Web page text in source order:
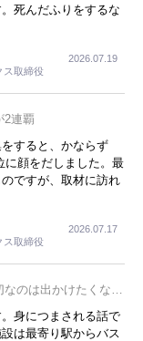
死んだふりをするな
この企画展はタイム
ス取締役
2026.07.19
2連覇
すると、かならず
顔をだしました。最
ですが、取材に訪れ
が次々が飛び出しま
２つあります。一つ
サービス業、接客業
つは1800円もする
に懸念もあったそう
外車が停まっている
そうです。今回の記
ス取締役
2026.07.17
のは出かけたくなる
身につまされる話で
は最寄り駅からバス